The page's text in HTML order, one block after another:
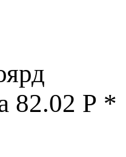
82.02 Р *